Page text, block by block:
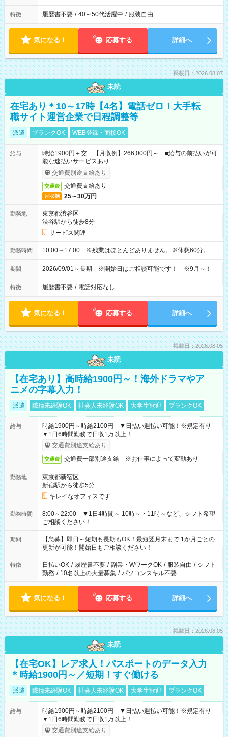
特徴 履歴書不要 / 40～50代活躍中 / 服装自由
気になる！ 応募する 詳細へ
掲載日：2026.08.07
未読
在宅あり＊10～17時【4名】電話ゼロ！大手転
職サイト運営企業で日程調整等
派遣 ブランクOK WEB登録・面接OK
給与
時給1900円＋交 【月収例】266,000円～ ■給与の前払いが可
能な速払いサービスあり
交通費別途支給あり
交通費 交通費支給あり
月収例 25～30万円
勤務地
東京都渋谷区
渋谷駅から徒歩8分
サービス関連
勤務時間 10:00～17:00 ※残業はほとんどありません。※休憩60分。
期間 2026/09/01～長期 ※開始日はご相談可能です！ ※9月～！
特徴 履歴書不要 / 電話対応なし
気になる！ 応募する 詳細へ
掲載日：2026.08.05
未読
【在宅あり】高時給1900円～！海外ドラマやア
ニメの字幕入力！
派遣 職種未経験OK 社会人未経験OK 大学生歓迎 ブランクOK
給与
時給1900円～時給2100円 ▼日払い週払い可能！※規定有り
▼1日6時間勤務で日収1万以上！
交通費別途支給あり
交通費 交通費一部別途支給 ※お仕事によって変動あり
勤務地
東京都新宿区
新宿駅から徒歩5分
キレイなオフィスです
勤務時間
8:00～22:00 ▼1日4時間～ 10時～・11時～など、シフト希望
ご相談ください！
期間
【急募】即日～短期も長期もOK！最短翌月末まで 1か月ごとの
更新が可能！開始日もご相談ください！
特徴 日払いOK / 履歴書不要 / 副業・WワークOK / 服装自由 / シフト
勤務 / 10名以上の大量募集 / パソコンスキル不要
気になる！ 応募する 詳細へ
掲載日：2026.08.05
未読
【在宅OK】レア求人！パスポートのデータ入力
＊時給1900円～／短期！すぐ働ける
派遣 職種未経験OK 社会人未経験OK 大学生歓迎 ブランクOK
給与
時給1900円～時給2100円 ▼日払い週払い可能！※規定有り
▼1日6時間勤務で日収1万以上！
交通費別途支給あり